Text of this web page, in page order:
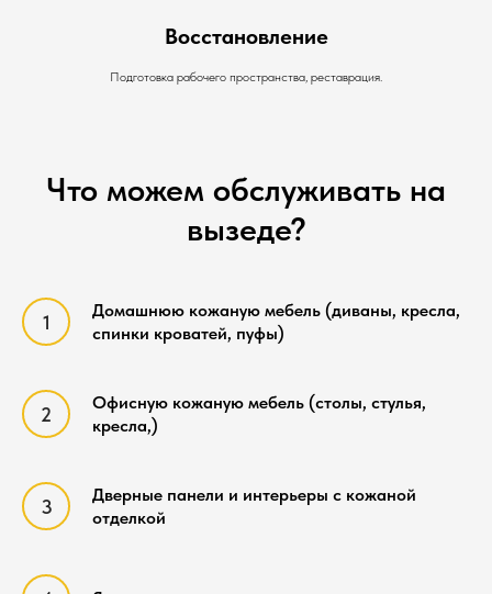
Восстановление
Подготовка рабочего пространства, реставрация.
Что можем обслуживать на
вызеде?
Домашнюю кожаную мебель (диваны, кресла,
спинки кроватей, пуфы)
Офисную кожаную мебель (столы, стулья,
кресла,)
Дверные панели и интерьеры с кожаной
отделкой